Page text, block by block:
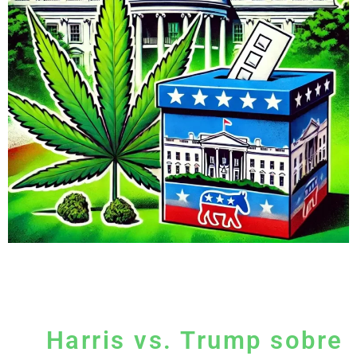
Harris vs. Trump sobre